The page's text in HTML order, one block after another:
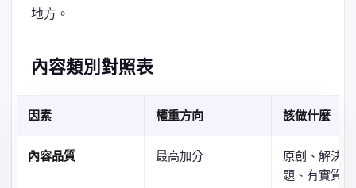
地方。
內容類別對照表
因素 權重方向 該做什麼
內容品質 最高加分
原創、解決
題、有實質